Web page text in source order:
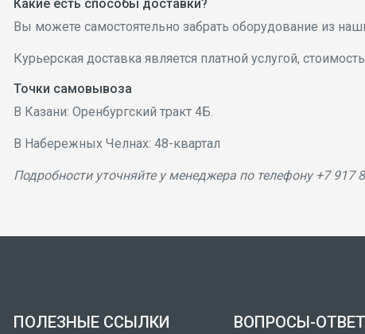
Какие есть способы доставки?
Вы можете самостоятельно забрать оборудование из
Курьерская доставка является платной услугой,
Точки самовывоза
В Казани: Оренбургский тракт 4Б.
В Набережных Челнах: 48-квартал
Подробности уточняйте у менеджера по телефону +7 917
ПОЛЕЗНЫЕ ССЫЛКИ ВОПРОСЫ-